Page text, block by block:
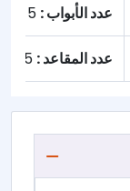
عدد الأبواب :
عدد المقاعد :